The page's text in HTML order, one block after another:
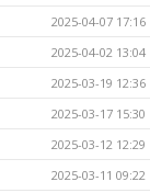
2025-04-07 17:16
2025-04-02 13:04
2025-03-19 12:36
2025-03-17 15:30
2025-03-12 12:29
2025-03-11 09:22